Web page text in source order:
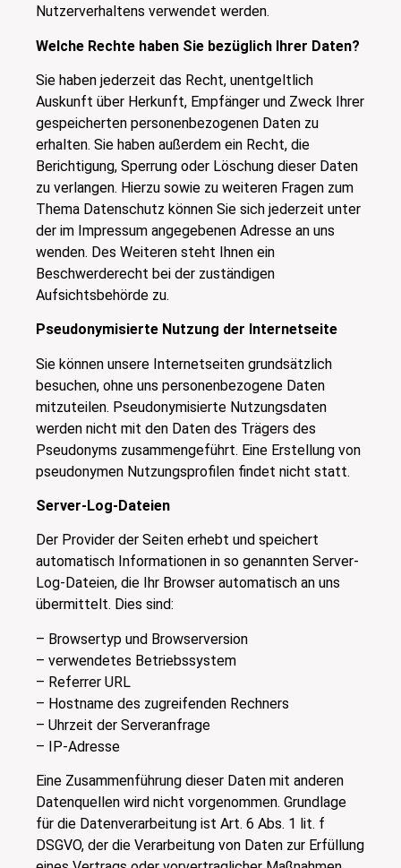
Nutzerverhaltens verwendet werden.
Welche Rechte haben Sie bezüglich Ihrer Daten?
Sie haben jederzeit das Recht, unentgeltlich
Auskunft über Herkunft, Empfänger und Zweck Ihrer
gespeicherten personenbezogenen Daten zu
erhalten. Sie haben außerdem ein Recht, die
Berichtigung, Sperrung oder Löschung dieser Daten
zu verlangen. Hierzu sowie zu weiteren Fragen zum
Thema Datenschutz können Sie sich jederzeit unter
der im Impressum angegebenen Adresse an uns
wenden. Des Weiteren steht Ihnen ein
Beschwerderecht bei der zuständigen
Aufsichtsbehörde zu.
Pseudonymisierte Nutzung der Internetseite
Sie können unsere Internetseiten grundsätzlich
besuchen, ohne uns personenbezogene Daten
mitzuteilen. Pseudonymisierte Nutzungsdaten
werden nicht mit den Daten des Trägers des
Pseudonyms zusammengeführt. Eine Erstellung von
pseudonymen Nutzungsprofilen findet nicht statt.
Server-Log-Dateien
Der Provider der Seiten erhebt und speichert
automatisch Informationen in so genannten Server-
Log-Dateien, die Ihr Browser automatisch an uns
übermittelt. Dies sind:
– Browsertyp und Browserversion
– verwendetes Betriebssystem
– Referrer URL
– Hostname des zugreifenden Rechners
– Uhrzeit der Serveranfrage
– IP-Adresse
Eine Zusammenführung dieser Daten mit anderen
Datenquellen wird nicht vorgenommen. Grundlage
für die Datenverarbeitung ist Art. 6 Abs. 1 lit. f
DSGVO, der die Verarbeitung von Daten zur Erfüllung